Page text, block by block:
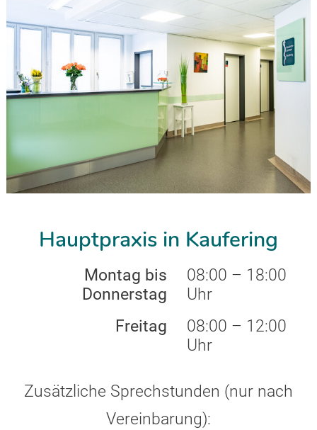
Hauptpraxis in Kaufering
Montag bis
Donnerstag
08:00 – 18:00
Uhr
Freitag
08:00 – 12:00
Uhr
Zusätzliche Sprechstunden (nur nach
Vereinbarung):